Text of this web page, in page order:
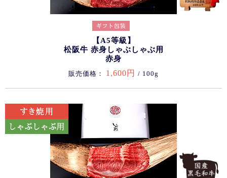
【A5等級】
松阪牛 赤身しゃぶしゃぶ用
赤身
販売価格： 1,600円 / 100g